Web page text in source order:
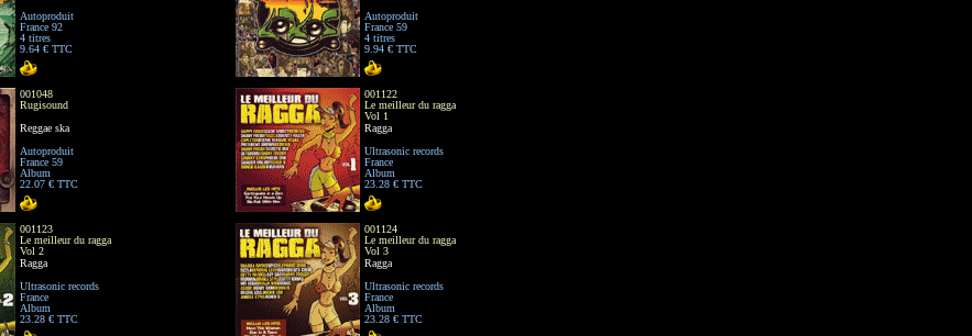
Autoproduit
France 92
4 titres
9.64 € TTC
Autoproduit
France 59
4 titres
9.94 € TTC
001048
Rugisound
Reggae ska
Autoproduit
France 59
Album
22.07 € TTC
001122
Le meilleur du ragga
Vol 1
Ragga
Ultrasonic records
France
Album
23.28 € TTC
001123
Le meilleur du ragga
Vol 2
Ragga
Ultrasonic records
France
Album
23.28 € TTC
001124
Le meilleur du ragga
Vol 3
Ragga
Ultrasonic records
France
Album
23.28 € TTC